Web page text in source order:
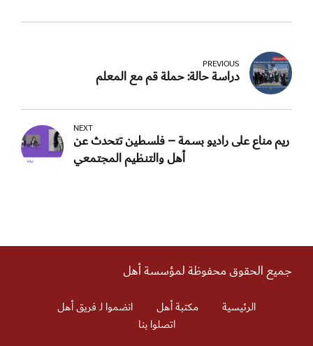
PREVIOUS
دراسة حالة: حملة قم مع المعلم
NEXT
ريم مناع على راديو بسمة – فلسطين تتحدث عن
أهل والتنظيم المجتمعي
جميع الحقوق محفوظة لمؤسسة أهل
الرئيسية مكتبة أهل
انضموا لـ فريق أهل
اتصلوا بنا